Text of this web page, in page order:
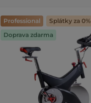
Professional
Splátky za 0%
Doprava zdarma